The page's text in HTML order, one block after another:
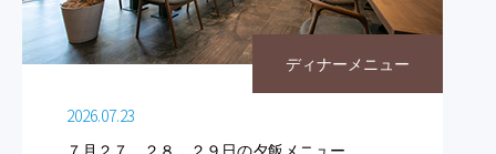
ディナーメニュー
2026.07.23